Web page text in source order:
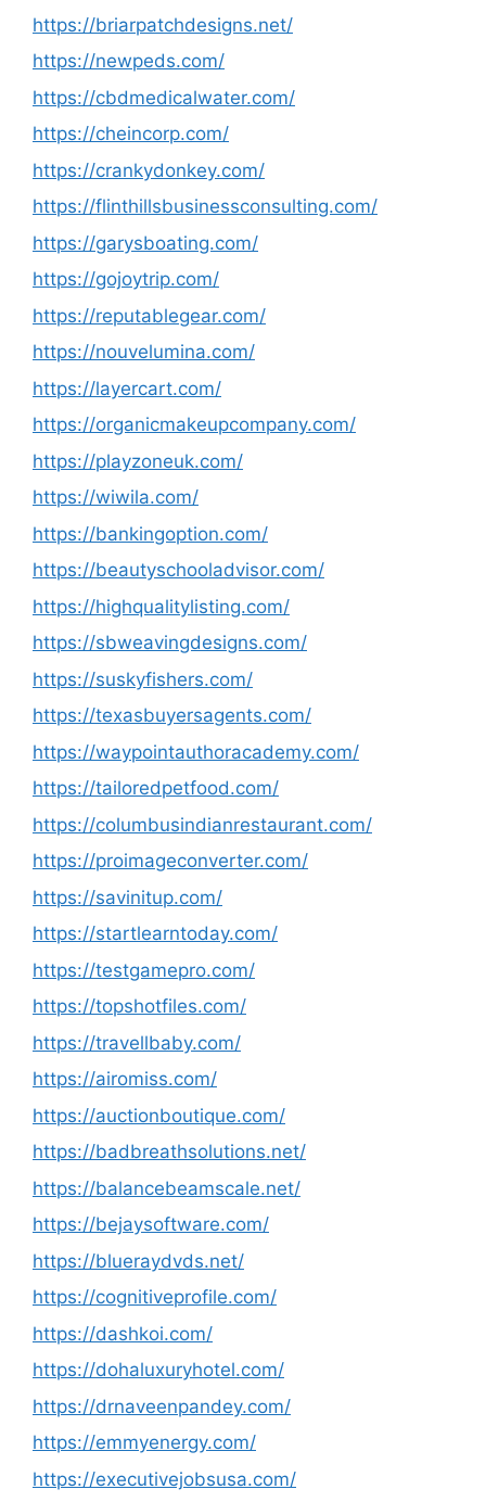
https://briarpatchdesigns.net/
https://newpeds.com/
https://cbdmedicalwater.com/
https://cheincorp.com/
https://crankydonkey.com/
https://flinthillsbusinessconsulting.com/
https://garysboating.com/
https://gojoytrip.com/
https://reputablegear.com/
https://nouvelumina.com/
https://layercart.com/
https://organicmakeupcompany.com/
https://playzoneuk.com/
https://wiwila.com/
https://bankingoption.com/
https://beautyschooladvisor.com/
https://highqualitylisting.com/
https://sbweavingdesigns.com/
https://suskyfishers.com/
https://texasbuyersagents.com/
https://waypointauthoracademy.com/
https://tailoredpetfood.com/
https://columbusindianrestaurant.com/
https://proimageconverter.com/
https://savinitup.com/
https://startlearntoday.com/
https://testgamepro.com/
https://topshotfiles.com/
https://travellbaby.com/
https://airomiss.com/
https://auctionboutique.com/
https://badbreathsolutions.net/
https://balancebeamscale.net/
https://bejaysoftware.com/
https://blueraydvds.net/
https://cognitiveprofile.com/
https://dashkoi.com/
https://dohaluxuryhotel.com/
https://drnaveenpandey.com/
https://emmyenergy.com/
https://executivejobsusa.com/